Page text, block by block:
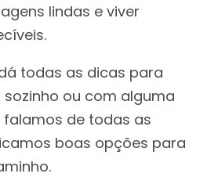
lindas e viver
todas as dicas para
ou com alguma
falamos de todas as
boas opções para